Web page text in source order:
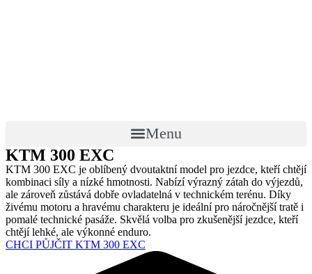
Menu
KTM 300 EXC
KTM 300 EXC je oblíbený dvoutaktní model pro jezdce, kteří chtějí
kombinaci síly a nízké hmotnosti. Nabízí výrazný zátah do výjezdů,
ale zároveň zůstává dobře ovladatelná v technickém terénu. Díky
živému motoru a hravému charakteru je ideální pro náročnější tratě i
pomalé technické pasáže. Skvělá volba pro zkušenější jezdce, kteří
chtějí lehké, ale výkonné enduro.
CHCI PŮJČIT KTM 300 EXC